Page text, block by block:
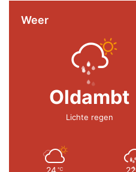
Weer
Oldambt
Lichte regen
24 ℃ 22